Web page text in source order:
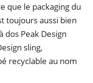
que le packaging du
toujours aussi bien
dos Peak Design
sling,
recyclable au nom